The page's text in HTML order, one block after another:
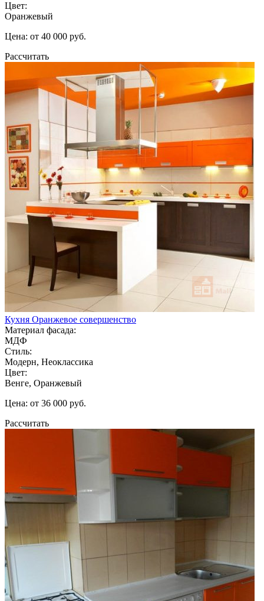
Цвет:
Оранжевый
Цена: от 40 000 руб.
Рассчитать
Кухня Оранжевое совершенство
Материал фасада:
МДФ
Стиль:
Модерн, Неоклассика
Цвет:
Венге, Оранжевый
Цена: от 36 000 руб.
Рассчитать